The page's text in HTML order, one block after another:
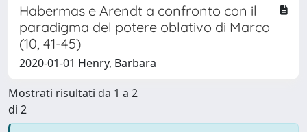
Habermas e Arendt a confronto con il
paradigma del potere oblativo di Marco
(10, 41-45)
2020-01-01 Henry, Barbara
Mostrati risultati da 1 a 2
di 2